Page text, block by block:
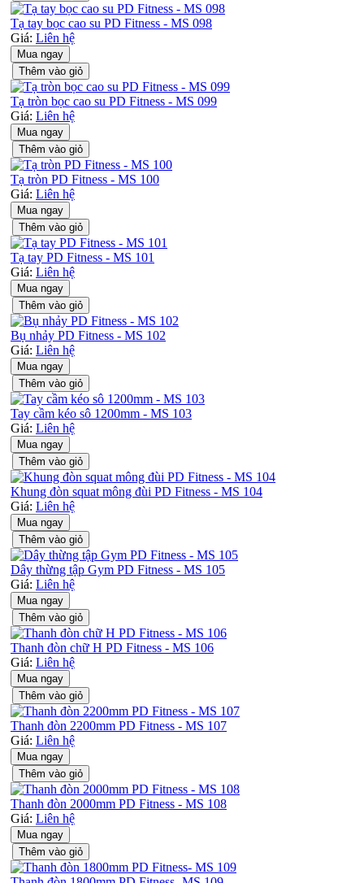
Tạ tay bọc cao su PD Fitness - MS 098
Giá: Liên hệ
Mua ngay
Thêm vào giỏ
Tạ tròn bọc cao su PD Fitness - MS 099
Giá: Liên hệ
Mua ngay
Thêm vào giỏ
Tạ tròn PD Fitness - MS 100
Giá: Liên hệ
Mua ngay
Thêm vào giỏ
Tạ tay PD Fitness - MS 101
Giá: Liên hệ
Mua ngay
Thêm vào giỏ
Bụ nhảy PD Fitness - MS 102
Giá: Liên hệ
Mua ngay
Thêm vào giỏ
Tay cầm kéo sô 1200mm - MS 103
Giá: Liên hệ
Mua ngay
Thêm vào giỏ
Khung đòn squat mông đùi PD Fitness - MS 104
Giá: Liên hệ
Mua ngay
Thêm vào giỏ
Dây thừng tập Gym PD Fitness - MS 105
Giá: Liên hệ
Mua ngay
Thêm vào giỏ
Thanh đòn chữ H PD Fitness - MS 106
Giá: Liên hệ
Mua ngay
Thêm vào giỏ
Thanh đòn 2200mm PD Fitness - MS 107
Giá: Liên hệ
Mua ngay
Thêm vào giỏ
Thanh đòn 2000mm PD Fitness - MS 108
Giá: Liên hệ
Mua ngay
Thêm vào giỏ